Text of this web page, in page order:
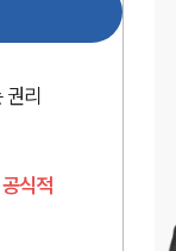
권리
식적